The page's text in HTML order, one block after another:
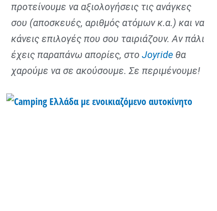
προτείνουμε να αξιολογήσεις τις ανάγκες
σου (αποσκευές, αριθμός ατόμων κ.α.) και να
κάνεις επιλογές που σου ταιριάζουν. Αν πάλι
έχεις παραπάνω απορίες, στο Joyride θα
χαρούμε να σε ακούσουμε. Σε περιμένουμε!